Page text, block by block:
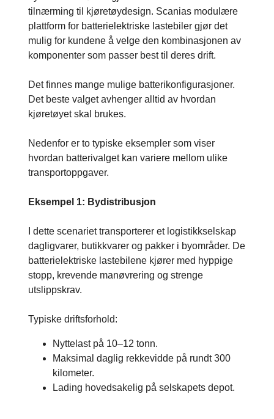
tilnærming til kjøretøydesign. Scanias modulære
plattform for batterielektriske lastebiler gjør det
mulig for kundene å velge den kombinasjonen av
komponenter som passer best til deres drift.
Det finnes mange mulige batterikonfigurasjoner.
Det beste valget avhenger alltid av hvordan
kjøretøyet skal brukes.
Nedenfor er to typiske eksempler som viser
hvordan batterivalget kan variere mellom ulike
transportoppgaver.
Eksempel 1: Bydistribusjon
I dette scenariet transporterer et logistikkselskap
dagligvarer, butikkvarer og pakker i byområder. De
batterielektriske lastebilene kjører med hyppige
stopp, krevende manøvrering og strenge
utslippskrav.
Typiske driftsforhold:
Nyttelast på 10–12 tonn.
Maksimal daglig rekkevidde på rundt 300
kilometer.
Lading hovedsakelig på selskapets depot.